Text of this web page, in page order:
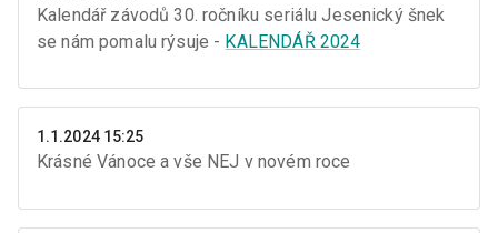
Kalendář závodů 30. ročníku seriálu Jesenický šnek
se nám pomalu rýsuje - KALENDÁŘ 2024
1.1.2024 15:25
Krásné Vánoce a vše NEJ v novém roce